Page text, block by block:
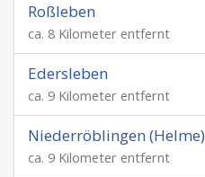
Roßleben
ca. 8 Kilometer entfernt
Edersleben
ca. 9 Kilometer entfernt
Niederröblingen (Helme)
ca. 9 Kilometer entfernt